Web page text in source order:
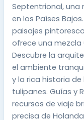
Septentrional, una
en los Países
paisajes
ofrece una
Descubre la
el ambiente
y la rica historia
tulipanes. Guías y
recursos de viaje
precisa de